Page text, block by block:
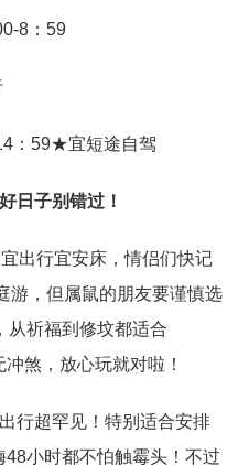
8：59
：59★宜短途自驾
日子别错过！
出行宜安床，情侣们快记
游，但属鼠的朋友要谨慎选
从祈福到修坟都适合
煞，放心玩就对啦！
行超罕见！特别适合安排
小时都不怕触霉头！不过